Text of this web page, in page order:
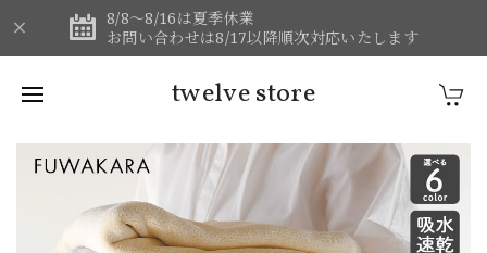
8/8～8/16は夏季休業
お問い合わせは8/17以降順次対応いたします
twelve store